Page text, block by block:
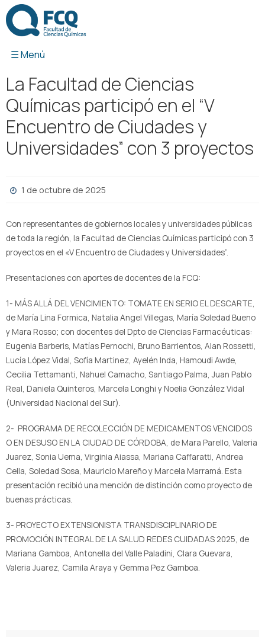
contenido
La Facultad de Ciencias
Químicas participó en el “V
Encuentro de Ciudades y
Universidades” con 3 proyectos
1 de octubre de 2025
Con representantes de gobiernos locales y universidades públicas
de toda la región, la Facultad de Ciencias Químicas participó con 3
proyectos en el «V Encuentro de Ciudades y Universidades”.
Presentaciones con aportes de docentes de la FCQ:
1- MÁS ALLÁ DEL VENCIMIENTO: TOMATE EN SERIO EL DESCARTE,
de María Lina Formica, Natalia Angel Villegas, María Soledad Bueno
y Mara Rosso; con docentes del Dpto de Ciencias Farmacéuticas:
Eugenia Barberis, Matías Pernochi, Bruno Barrientos, Alan Rossetti,
Lucía López Vidal, Sofía Martinez, Ayelén Inda, Hamoudi Awde,
Cecilia Tettamanti, Nahuel Camacho, Santiago Palma, Juan Pablo
Real, Daniela Quinteros, Marcela Longhi y Noelia González Vidal
(Universidad Nacional del Sur).
2- PROGRAMA DE RECOLECCIÓN DE MEDICAMENTOS VENCIDOS
O EN DESUSO EN LA CIUDAD DE CÓRDOBA, de Mara Parello, Valeria
Juarez, Sonia Uema, Virginia Aiassa, Mariana Caffaratti, Andrea
Cella, Soledad Sosa, Mauricio Mareño y Marcela Marramá. Esta
presentación recibió una mención de distinción como proyecto de
buenas prácticas.
3- PROYECTO EXTENSIONISTA TRANSDISCIPLINARIO DE
PROMOCIÓN INTEGRAL DE LA SALUD REDES CUIDADAS 2025, de
Mariana Gamboa, Antonella del Valle Paladini, Clara Guevara,
Valeria Juarez, Camila Araya y Gemma Pez Gamboa.